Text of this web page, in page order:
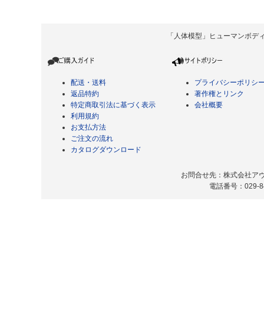
「人体模型」ヒューマンボ
配送・送料
返品特約
特定商取引法に基づく表示
利用規約
お支払方法
ご注文の流れ
カタログダウンロード
プライバシーポリシ
著作権とリンク
会社概要
お問合せ先：株式会社ア
電話番号：